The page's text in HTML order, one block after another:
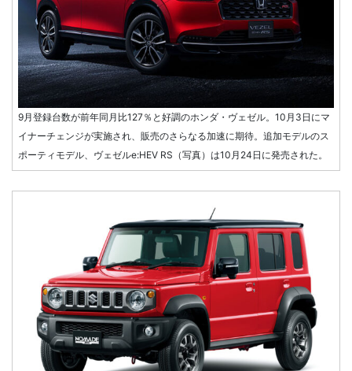
9月登録台数が前年同月比127％と好調のホンダ・ヴェゼル。10月3日にマ
イナーチェンジが実施され、販売のさらなる加速に期待。追加モデルのス
ポーティモデル、ヴェゼルe:HEV RS（写真）は10月24日に発売された。